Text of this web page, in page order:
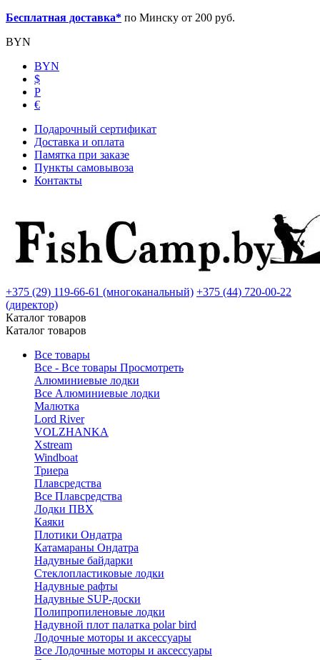
Бесплатная доставка* по Минску от 200 руб.
BYN
BYN
$
Р
€
Подарочный сертификат
Доставка и оплата
Памятка при заказе
Пункты самовывоза
Контакты
+375 (29) 119-66-61 (многоканальный) +375 (44) 720-00-22
(директор)
Каталог товаров
Каталог товаров
Все товары
Все - Все товары Просмотреть
Алюминиевые лодки
Все Алюминиевые лодки
Малютка
Lord River
VOLZHANKA
Xstream
Windboat
Триера
Плавсредства
Все Плавсредства
Лодки ПВХ
Каяки
Плотики Ондатра
Катамараны Ондатра
Надувные байдарки
Стеклопластиковые лодки
Надувные рафты
Надувные SUP-доски
Полипропиленовые лодки
Надувной плот палатка polar bird
Лодочные моторы и аксессуары
Все Лодочные моторы и аксессуары